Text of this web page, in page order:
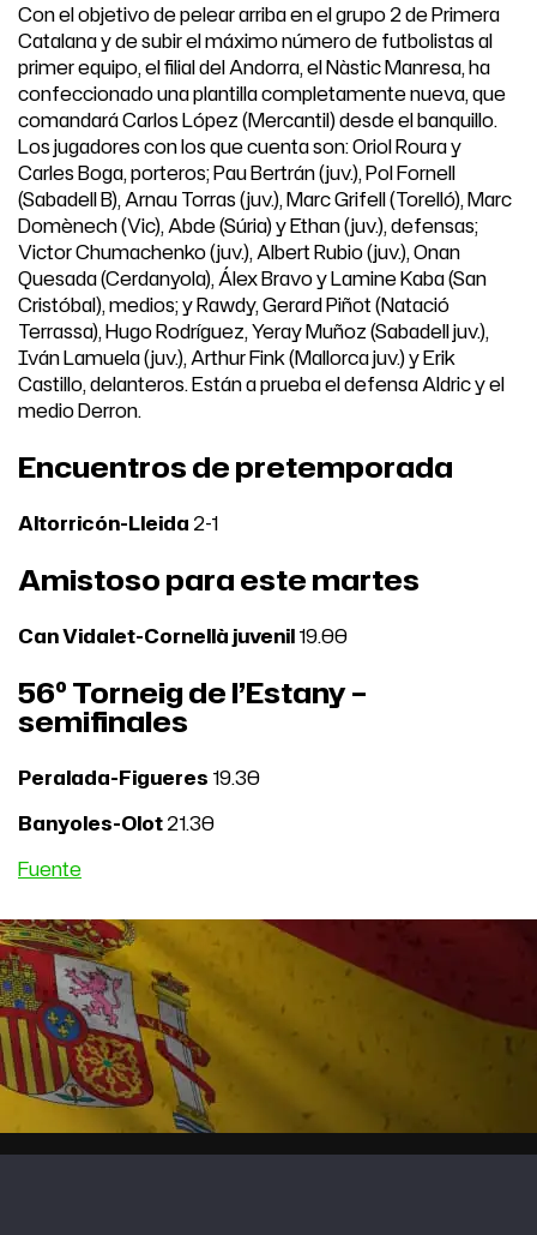
Con el objetivo de pelear arriba en el grupo 2 de Primera
Catalana y de subir el máximo número de futbolistas al
primer equipo, el filial del Andorra, el Nàstic Manresa, ha
confeccionado una plantilla completamente nueva, que
comandará Carlos López (Mercantil) desde el banquillo.
Los jugadores con los que cuenta son: Oriol Roura y
Carles Boga, porteros; Pau Bertrán (juv.), Pol Fornell
(Sabadell B), Arnau Torras (juv.), Marc Grifell (Torelló), Marc
Domènech (Vic), Abde (Súria) y Ethan (juv.), defensas;
Victor Chumachenko (juv.), Albert Rubio (juv.), Onan
Quesada (Cerdanyola), Álex Bravo y Lamine Kaba (San
Cristóbal), medios; y Rawdy, Gerard Piñot (Natació
Terrassa), Hugo Rodríguez, Yeray Muñoz (Sabadell juv.),
Iván Lamuela (juv.), Arthur Fink (Mallorca juv.) y Erik
Castillo, delanteros. Están a prueba el defensa Aldric y el
medio Derron.
Encuentros de pretemporada
Altorricón-Lleida 2-1
Amistoso para este martes
Can Vidalet-Cornellà juvenil19.00
56º Torneig de l’Estany –
semifinales
Peralada-Figueres 19.30
Banyoles-Olot21.30
Fuente